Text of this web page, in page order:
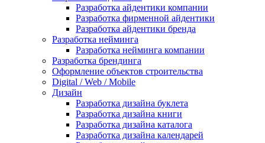
Разработка айдентики компании
Разработка фирменной айдентики
Разработка айдентики бренда
Разработка нейминга
Разработка нейминга компании
Разработка брендинга
Оформление объектов строительства
Digital / Web / Mobile
Дизайн
Разработка дизайна буклета
Разработка дизайна книги
Разработка дизайна каталога
Разработка дизайна календарей